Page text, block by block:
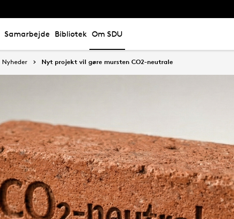
Samarbejde Bibliotek Om SDU
Nyheder Nyt projekt vil gøre mursten CO2-neutrale